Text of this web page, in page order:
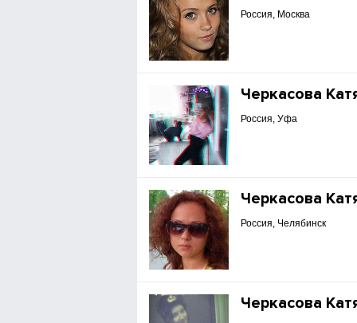
Россия, Москва
Черкасова
Россия, Уфа
Черкасова
Россия, Челябинск
Черкасова